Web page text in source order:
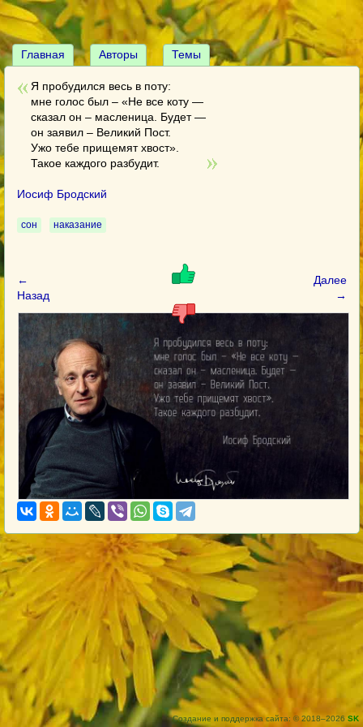
Главная Авторы Темы
Я пробудился весь в поту:
мне голос был – «Не все коту —
сказал он – масленица. Будет —
он заявил – Великий Пост.
Ужо тебе прищемят хвост».
Такое каждого разбудит.
Иосиф Бродский
сон наказание
←
Назад
Далее
→
Создание и поддержка сайта: © 2018–2026 SK